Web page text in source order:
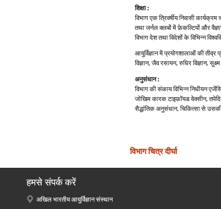
शिक्षा :
विभाग एक त्रिवर्षीय निवासी
तथा जर्नल क्‍लबों में फ़ेकल्टियों और
विभाग देश तथा विदेशों के विभिन्‍न
आयुर्विज्ञान में प्रयोगशालाओं की तीव्र
विज्ञान, जैव रसायन, रुधिर विज्ञान,
अनुसंधान :
विभाग की संकाय विभिन्‍न निधीयन
जोखिम कारक टाइफ़ॉयड वेक्‍सीन,
सैद्धांतिक अनुसंधान, चिकित्‍सा से
विभाग चित्र दीर्घा
हमसे संपर्क करें
अखिल भारतीय आयुर्विज्ञान संस्थान